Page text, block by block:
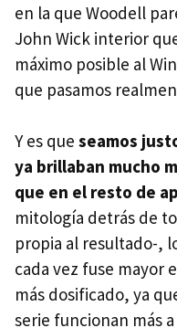
en la que Woodell
John Wick interior
máximo posible al
que pasamos
Y es que seamos
ya brillaban mucho
que en el resto de
mitología detrás de
propia al resultado-,
cada vez fuse mayor
más dosificado, ya
serie funcionan más